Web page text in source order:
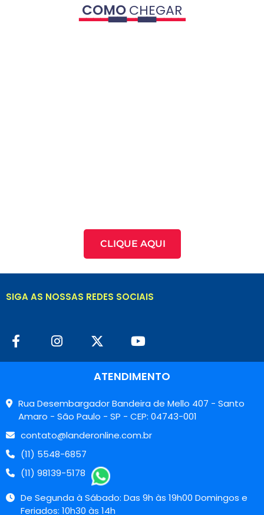
COMOCHEGAR
CLIQUE AQUI
SIGA AS NOSSAS REDES SOCIAIS
ATENDIMENTO
Rua Desembargador Bandeira de Mello 407 - Santo
Amaro - São Paulo - SP - CEP: 04743-001
contato@landeronline.com.br
(11) 5548-6857
(11) 98139-5178
De Segunda à Sábado: Das 9h às 19h00 Domingos e
Feriados: 10h30 às 14h